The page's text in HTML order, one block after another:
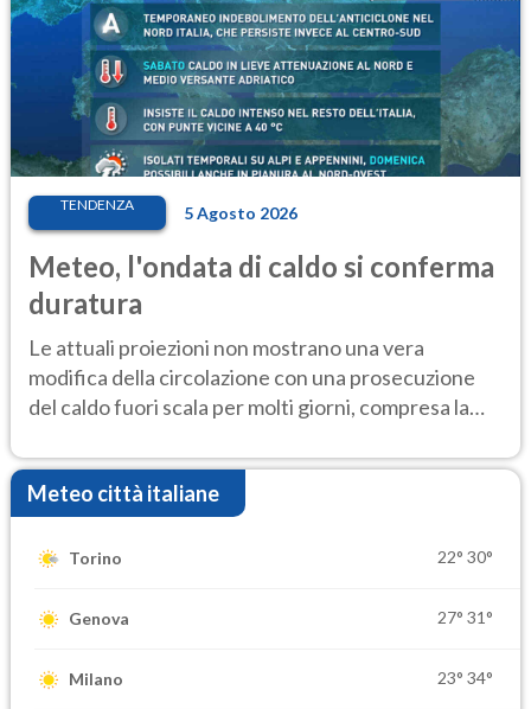
TENDENZA 5 Agosto 2026
Meteo, l'ondata di caldo si conferma
duratura
Le attuali proiezioni non mostrano una vera
modifica della circolazione con una prosecuzione
del caldo fuori scala per molti giorni, compresa la
Meteo città italiane
Torino 22° 30°
Genova 27° 31°
Milano 23° 34°